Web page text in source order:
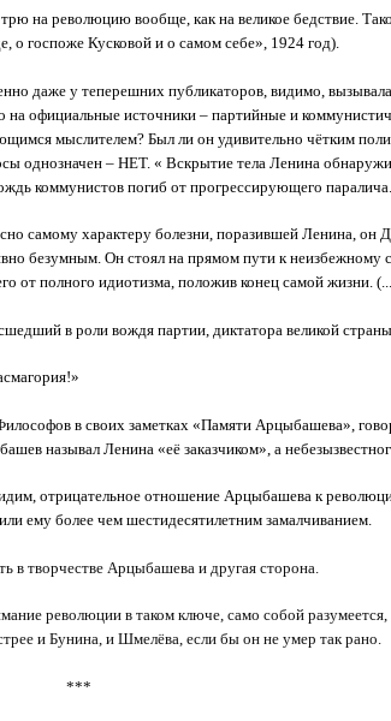
на революцию вообще, как на великое бедствие.
о госпоже Кусковой и о самом себе», 1924 год).
даже у теперешних публикаторов, видимо,
на официальные источники – партийные и
мыслителем? Был ли он удивительно чётким
однозначен – НЕТ. « Вскрытие тела Ленина
коммунистов погиб от прогрессирующего
самому характеру болезни, поразившей Ленина,
безумным. Он стоял на прямом пути к неизбежному
от полного идиотизма, положив конец самой жизни.
в роли вождя партии, диктатора великой
в своих заметках «Памяти Арцыбашева»,
называл Ленина «её заказчиком», а
отрицательное отношение Арцыбашева к
ему более чем шестидесятилетним замалчиванием.
в творчестве Арцыбашева и другая сторона.
революции в таком ключе, само собой
и Бунина, и Шмелёва, если бы он не умер так рано.